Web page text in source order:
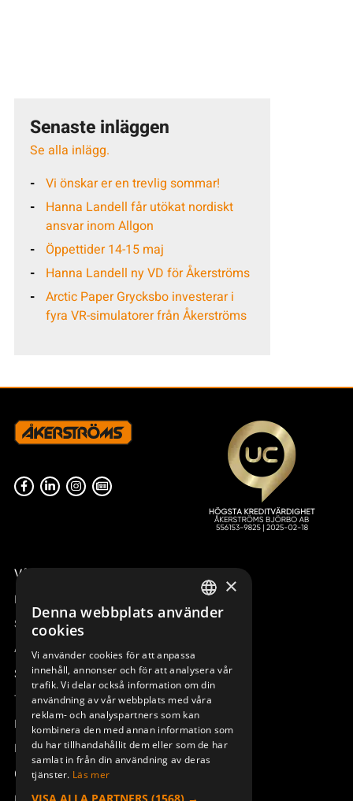
Senaste inläggen
Se alla inlägg.
Vi önskar er en trevlig sommar!
Hanna Landell får utökat nordiskt
ansvar inom Allgon
Öppettider 14-15 maj
Hanna Landell ny VD för Åkerströms
Arctic Paper Grycksbo investerar i
fyra VR-simulatorer från Åkerströms
Våra radiostyrningar – översikt
Remotus
Sesam
Access_Ctrl
Support
Teknisk support
Boka service
Manualer och videoinstruktioner
Om Åkerströms
SWEDISH
DEUTSCH
×
Denna webbplats använder
cookies
Vi använder cookies för att anpassa
innehåll, annonser och för att analysera vår
trafik. Vi delar också information om din
användning av vår webbplats med våra
reklam- och analyspartners som kan
kombinera den med annan information som
du har tillhandahållit dem eller som de har
samlat in från din användning av deras
tjänster. Läs mer